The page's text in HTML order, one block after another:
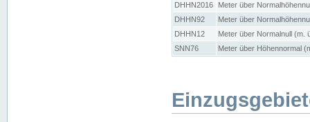
DHHN2016
Meter über
DHHN92
Meter über
DHHN12
Meter über Normalnull (m.
SNN76
Meter über Höhennormal